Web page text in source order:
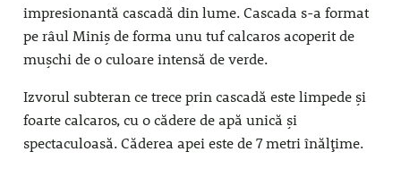
impresionantă cascadă din lume. Cascada s-a format
pe râul Miniș de forma unu tuf calcaros acoperit de
mușchi de o culoare intensă de verde.
Izvorul subteran ce trece prin cascadă este limpede și
foarte calcaros, cu o cădere de apă unică și
spectaculoasă. Căderea apei este de 7 metri înălțime.